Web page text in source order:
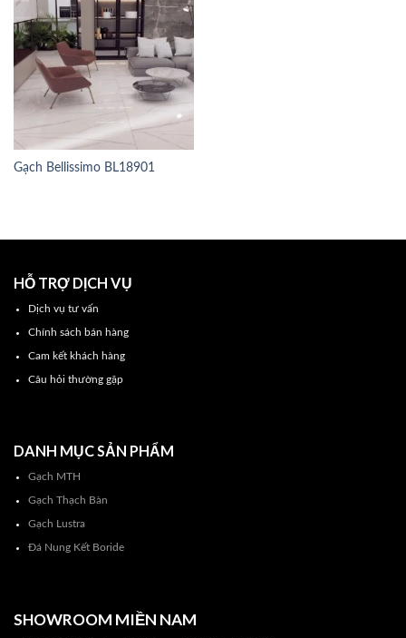
Gạch Bellissimo BL18901
HỖ TRỢ DỊCH VỤ
Dịch vụ tư vấn
Chính sách bán hàng
Cam kết khách hàng
Câu hỏi thường gặp
DANH MỤC SẢN PHẨM
Gạch MTH
Gạch Thạch Bàn
Gạch Lustra
Đá Nung Kết Boride
SHOWROOM MIỀN NAM